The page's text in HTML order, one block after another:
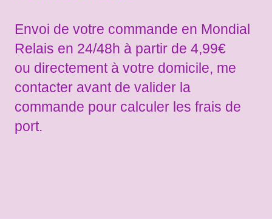
Envoi de votre commande en Mondial
Relais en 24/48h à partir de 4,99€
ou directement à votre domicile, me
contacter avant de valider la
commande pour calculer les frais de
port.